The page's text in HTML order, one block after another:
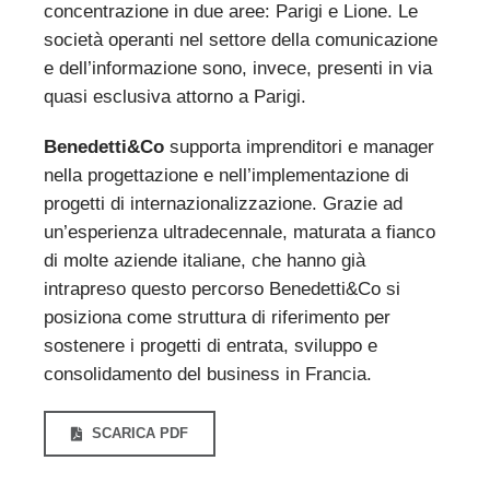
concentrazione in due aree: Parigi e Lione. Le
società operanti nel settore della comunicazione
e dell’informazione sono, invece, presenti in via
quasi esclusiva attorno a Parigi.
Benedetti&Cosupporta imprenditori e manager
nella progettazione e nell’implementazione di
progetti di internazionalizzazione. Grazie ad
un’esperienza ultradecennale, maturata a fianco
di molte aziende italiane, che hanno già
intrapreso questo percorso Benedetti&Co si
posiziona come struttura di riferimento per
sostenere i progetti di entrata, sviluppo e
consolidamento del business in Francia.
SCARICA PDF